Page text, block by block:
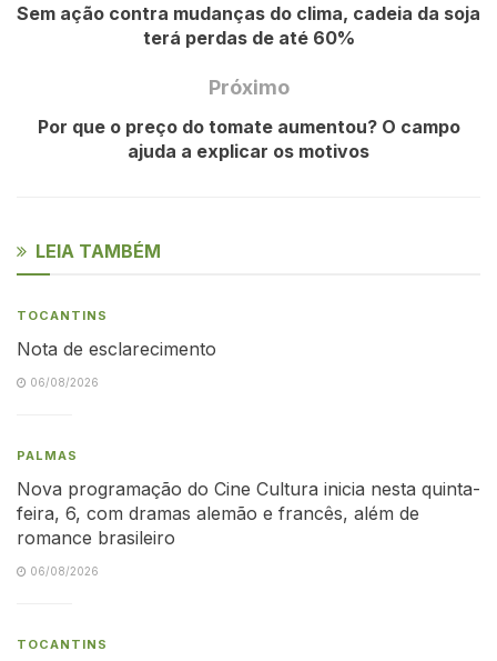
Sem ação contra mudanças do clima, cadeia da soja
terá perdas de até 60%
Próximo
Por que o preço do tomate aumentou? O campo
ajuda a explicar os motivos
LEIA TAMBÉM
TOCANTINS
Nota de esclarecimento
06/08/2026
PALMAS
Nova programação do Cine Cultura inicia nesta quinta-
feira, 6, com dramas alemão e francês, além de
romance brasileiro
06/08/2026
TOCANTINS